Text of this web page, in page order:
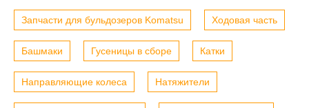
Запчасти для бульдозеров Komatsu Ходовая часть
Башмаки Гусеницы в сборе Катки
Направляющие колеса Натяжители